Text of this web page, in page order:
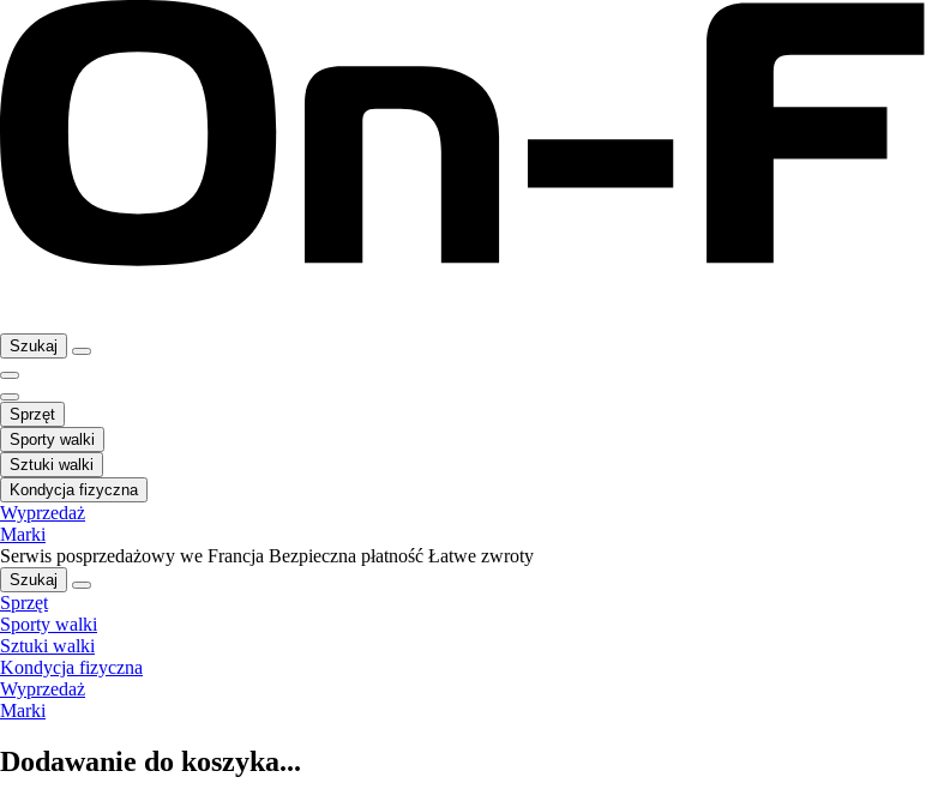
Szukaj
Sprzęt
Sporty walki
Sztuki walki
Kondycja fizyczna
Wyprzedaż
Marki
Serwis posprzedażowy we Francja Bezpieczna płatność Łatwe zwroty
Szukaj
Sprzęt
Sporty walki
Sztuki walki
Kondycja fizyczna
Wyprzedaż
Marki
Dodawanie do koszyka...